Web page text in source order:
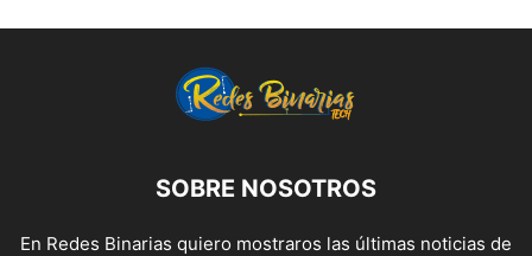
SOBRE NOSOTROS
En Redes Binarias quiero mostraros las últimas noticias de